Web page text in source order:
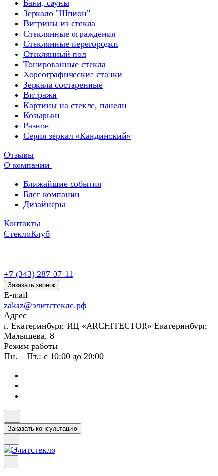
Бани, сауны
Зеркало "Шпион"
Витрины из стекла
Стеклянные ограждения
Стеклянные перегородки
Стеклянный пол
Тонированные стекла
Хореографические станки
Зеркала состаренные
Витражи
Картины на стекле, панели
Козырьки
Разное
Серия зеркал «Кандинский»
Отзывы
О компании
Ближайшие события
Блог компании
Дизайнеры
Контакты
СтеклоКлуб
+7 (343) 287-07-11
Заказать звонок
E-mail
zakaz@элитстекло.рф
Адрес
г. Екатеринбург, ИЦ «ARCHITECTOR» Екатеринбург,
Малышева, 8
Режим работы
Пн. – Пт.: с 10:00 до 20:00
Заказать консультацию